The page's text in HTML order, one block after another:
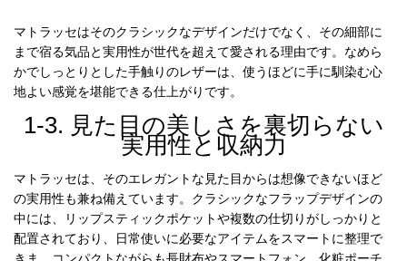
マトラッセはそのクラシックなデザインだけでなく、その細部に
まで宿る気品と実用性が世代を超えて愛される理由です。なめら
かでしっとりとした手触りのレザーは、使うほどに手に馴染む心
地よい感覚を堪能できる仕上がりです。
1-3. 見た目の美しさを裏切らない
実用性と収納力
マトラッセは、そのエレガントな見た目からは想像できないほど
の実用性も兼ね備えています。クラシックなフラップデザインの
中には、リップスティックポケットや複数の仕切りがしっかりと
配置されており、日常使いに必要なアイテムをスマートに整理で
きま。コンパクトながらも長財布やスマートフォン、化粧ポーチ